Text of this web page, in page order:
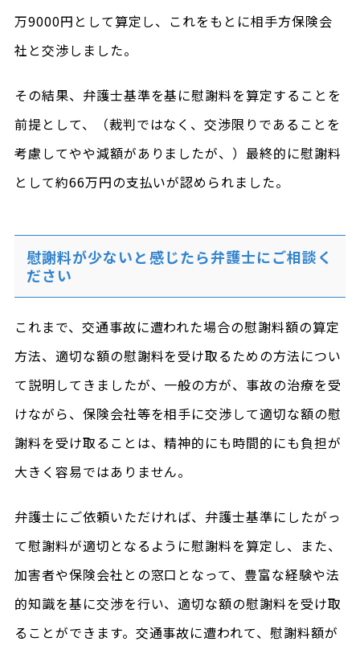
万9000円として算定し、これをもとに相手方保険会
社と交渉しました。
その結果、弁護士基準を基に慰謝料を算定することを
前提として、（裁判ではなく、交渉限りであることを
考慮してやや減額がありましたが、）最終的に慰謝料
として約66万円の支払いが認められました。
慰謝料が少ないと感じたら弁護士にご相談く
ださい
これまで、交通事故に遭われた場合の慰謝料額の算定
方法、適切な額の慰謝料を受け取るための方法につい
て説明してきましたが、一般の方が、事故の治療を受
けながら、保険会社等を相手に交渉して適切な額の慰
謝料を受け取ることは、精神的にも時間的にも負担が
大きく容易ではありません。
弁護士にご依頼いただければ、弁護士基準にしたがっ
て慰謝料が適切となるように慰謝料を算定し、また、
加害者や保険会社との窓口となって、豊富な経験や法
的知識を基に交渉を行い、適切な額の慰謝料を受け取
ることができます。交通事故に遭われて、慰謝料額が